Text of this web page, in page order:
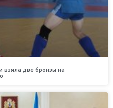
взяла две бронзы на